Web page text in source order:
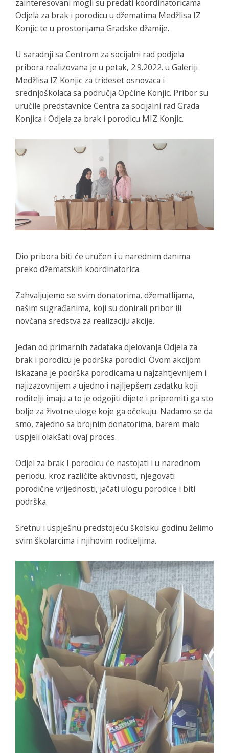
zainteresovani mogli su predati koordinatoricama
Odjela za brak i porodicu u džematima Medžlisa IZ
Konjic te u prostorijama Gradske džamije.
U saradnji sa Centrom za socijalni rad podjela
pribora realizovana je u petak, 2.9.2022. u Galeriji
Medžlisa IZ Konjic za trideset osnovaca i
srednjoškolaca sa područja Općine Konjic. Pribor su
uručile predstavnice Centra za socijalni rad Grada
Konjica i Odjela za brak i porodicu MIZ Konjic.
Dio pribora biti će uručen i u narednim danima
preko džematskih koordinatorica.
Zahvaljujemo se svim donatorima, džematlijama,
našim sugrađanima, koji su donirali pribor ili
novčana sredstva za realizaciju akcije.
Jedan od primarnih zadataka djelovanja Odjela za
brak i porodicu je podrška porodici. Ovom akcijom
iskazana je podrška porodicama u najzahtjevnijem i
najizazovnijem a ujedno i najljepšem zadatku koji
roditelji imaju a to je odgojiti dijete i pripremiti ga sto
bolje za životne uloge koje ga očekuju. Nadamo se da
smo, zajedno sa brojnim donatorima, barem malo
uspjeli olakšati ovaj proces.
Odjel za brak I porodicu će nastojati i u narednom
periodu, kroz različite aktivnosti, njegovati
porodične vrijednosti, jačati ulogu porodice i biti
podrška.
Sretnu i uspješnu predstojeću školsku godinu želimo
svim školarcima i njihovim roditeljima.